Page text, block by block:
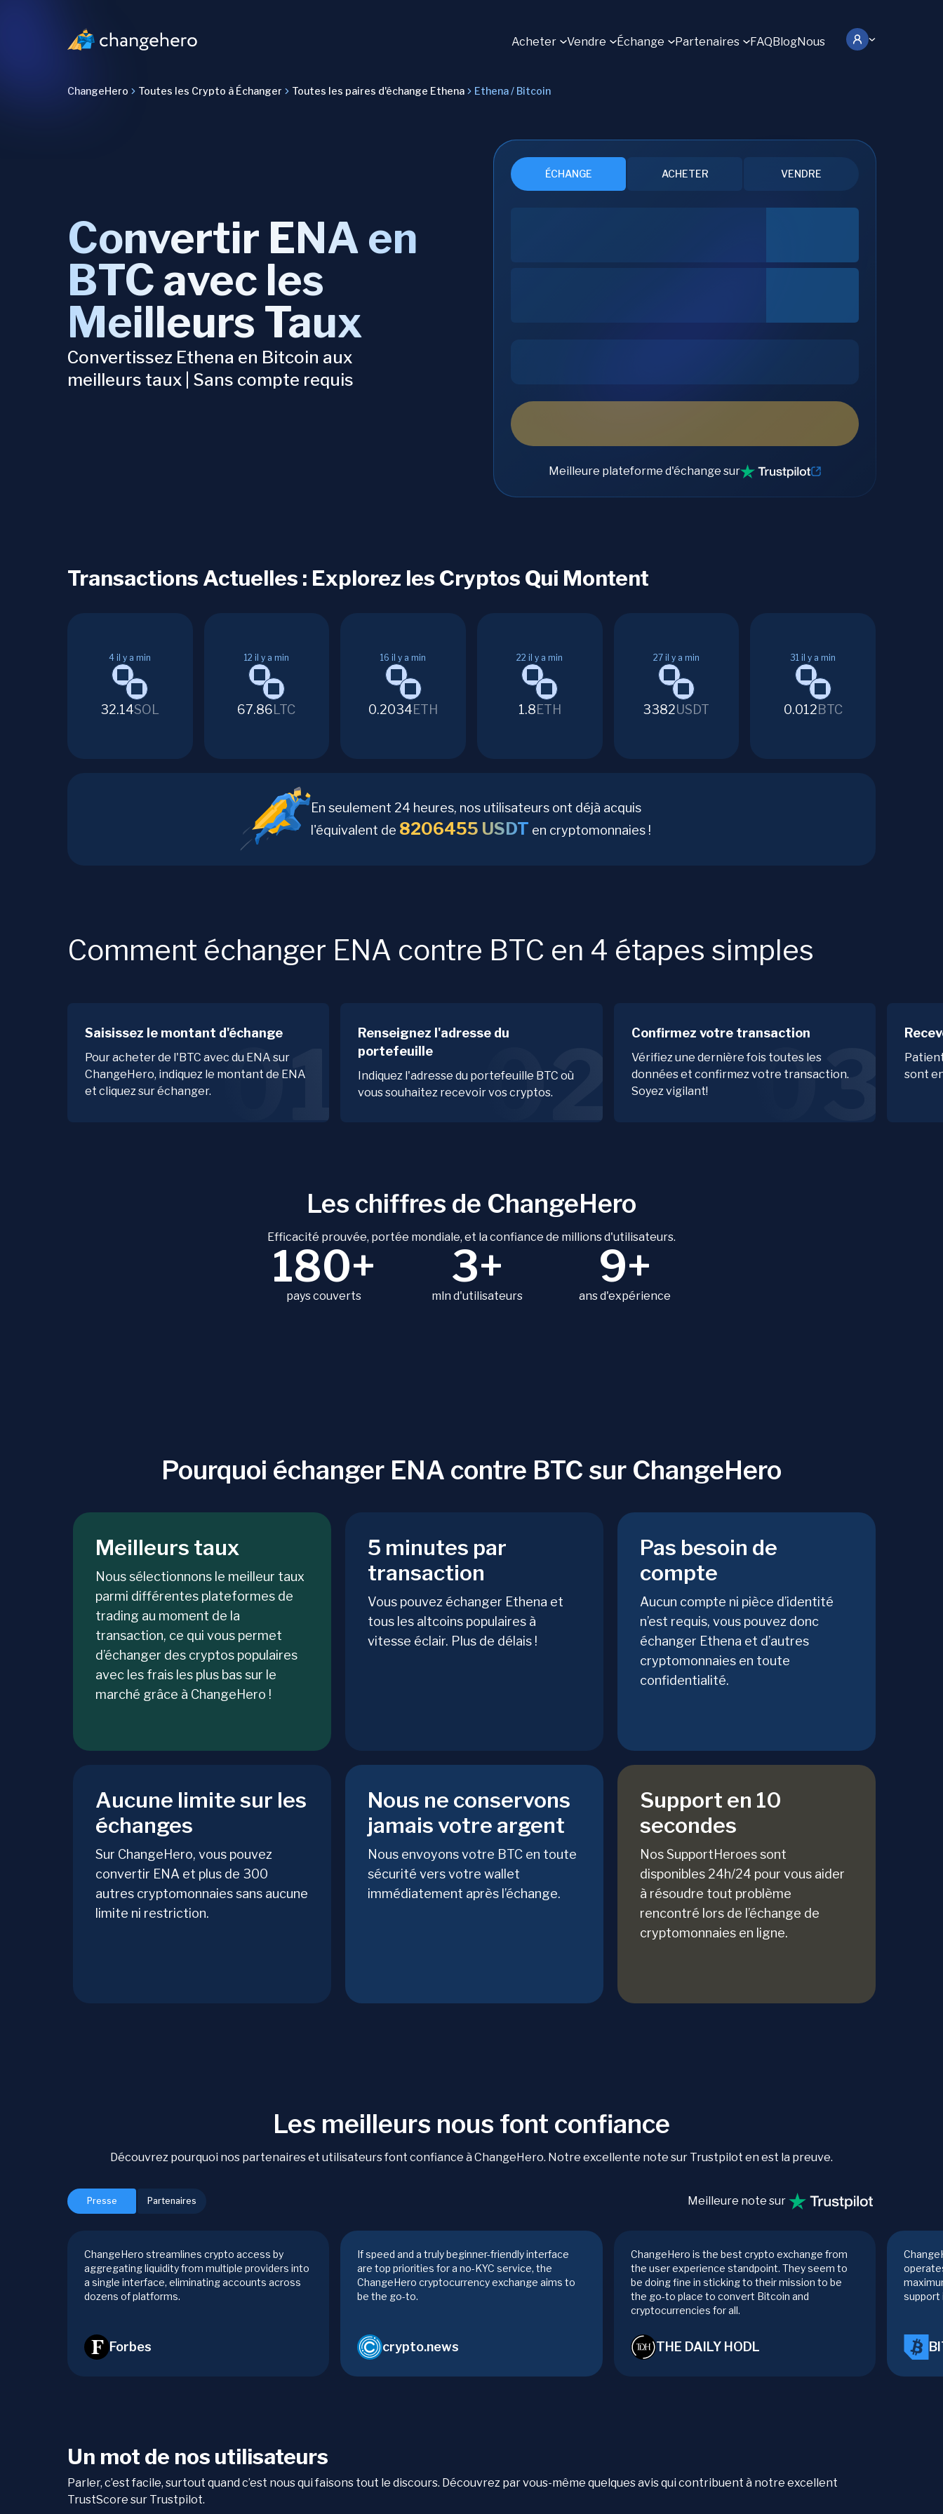
Acheter Vendre Échange Partenaires FAQBlogNous
ChangeHero Toutes les Crypto à Échanger Toutes les paires d'échange Ethena Ethena / Bitcoin
Convertir ENA en
BTC avec les
Meilleurs Taux
Convertissez Ethena en Bitcoin aux
meilleurs taux | Sans compte requis
ÉCHANGE ACHETER VENDRE
Meilleure plateforme d'échange sur
Transactions Actuelles : Explorez les Cryptos Qui Montent
4 il y a min
32.14SOL
12 il y a min
67.86 LTC
16 il y a min
0.2034ETH
22 il y a min
1.8ETH
27 il y a min
3382USDT
31 il y a min
0.012BTC
En seulement 24 heures, nos utilisateurs ont déjà acquis
l'équivalent de 8206455 USDT en cryptomonnaies !
Comment échanger ENA contre BTC en 4 étapes simples
Saisissez le montant d'échange
Pour acheter de l'BTC avec du ENA sur
ChangeHero, indiquez le montant de ENA
et cliquez sur échanger.
01
Renseignez l'adresse du
portefeuille
Indiquez l'adresse du portefeuille BTC où
vous souhaitez recevoir vos cryptos.
02 Confirmez votre transaction
Vérifiez une dernière fois toutes les
données et confirmez votre transaction.
Soyez vigilant!
03
sont
Les chiffres de ChangeHero
Efficacité prouvée, portée mondiale, et la confiance de millions d'utilisateurs.
180+
pays couverts
3+
mln d'utilisateurs
9+
ans d'expérience
Pourquoi échanger ENA contre BTC sur ChangeHero
Meilleurs taux
Nous sélectionnons le meilleur taux
parmi différentes plateformes de
trading au moment de la
transaction, ce qui vous permet
d’échanger des cryptos populaires
avec les frais les plus bas sur le
marché grâce à ChangeHero !
5 minutes par
transaction
Vous pouvez échanger Ethena et
tous les altcoins populaires à
vitesse éclair. Plus de délais !
Pas besoin de
compte
Aucun compte ni pièce d’identité
n’est requis, vous pouvez donc
échanger Ethena et d’autres
cryptomonnaies en toute
confidentialité.
Aucune limite sur les
échanges
Sur ChangeHero, vous pouvez
convertir ENA et plus de 300
autres cryptomonnaies sans aucune
limite ni restriction.
Nous ne conservons
jamais votre argent
Nous envoyons votre BTC en toute
sécurité vers votre wallet
immédiatement après l’échange.
Support en 10
secondes
Nos SupportHeroes sont
disponibles 24h/24 pour vous aider
à résoudre tout problème
rencontré lors de l’échange de
cryptomonnaies en ligne.
Les meilleurs nous font confiance
Découvrez pourquoi nos partenaires et utilisateurs font confiance à ChangeHero. Notre excellente note sur Trustpilot en est la preuve.
Presse Partenaires Meilleure note sur
ChangeHero streamlines crypto access by
aggregating liquidity from multiple providers into
a single interface, eliminating accounts across
dozens of platforms.
Forbes
If speed and a truly beginner-friendly interface
are top priorities for a no-KYC service, the
ChangeHero cryptocurrency exchange aims to
be the go-to.
crypto.news
ChangeHero is the best crypto exchange from
the user experience standpoint. They seem to
be doing fine in sticking to their mission to be
the go-to place to convert Bitcoin and
cryptocurrencies for all.
THE DAILY HODL
support
Un mot de nos utilisateurs
Parler, c’est facile, surtout quand c’est nous qui faisons tout le discours. Découvrez par vous-même quelques avis qui contribuent à notre excellent
TrustScore sur Trustpilot.